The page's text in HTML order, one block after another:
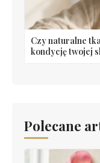
Czy naturalne
kondycję twojej
Polecane